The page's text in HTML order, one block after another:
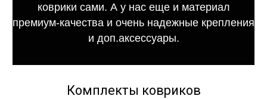
коврики сами. А у нас еще и материал
премиум-качества и очень надежные крепления
и доп.аксессуары.
Комплекты ковриков